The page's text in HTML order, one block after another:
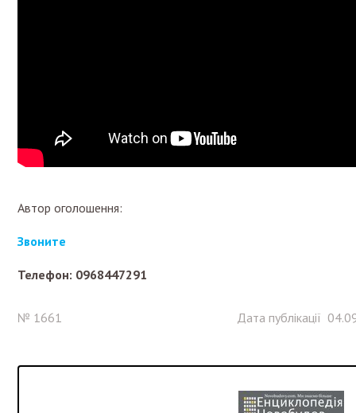
Автор оголошення:
Звоните
Телефон: 0968447291
№ 1661 Дата публікації